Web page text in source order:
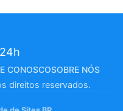
CONOSCOSOBRE NÓS
direitos reservados.